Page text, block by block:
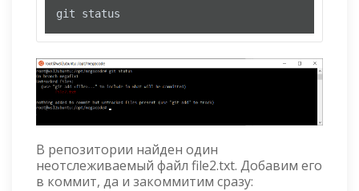
git status
В репозитории найден один
неотслеживаемый файл file2.txt. Добавим его
в коммит, да и закоммитим сразу: